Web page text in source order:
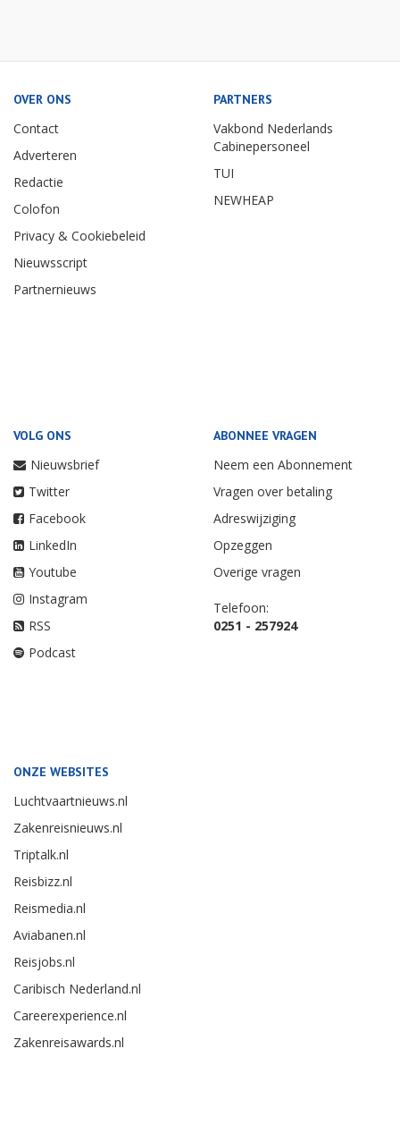
OVER ONS
Contact
Adverteren
Redactie
Colofon
Privacy & Cookiebeleid
Nieuwsscript
Partnernieuws
PARTNERS
Vakbond Nederlands
Cabinepersoneel
TUI
NEWHEAP
VOLG ONS
Nieuwsbrief
Twitter
Facebook
LinkedIn
Youtube
Instagram
RSS
Podcast
ABONNEE VRAGEN
Neem een Abonnement
Vragen over betaling
Adreswijziging
Opzeggen
Overige vragen
Telefoon:
0251 - 257924
ONZE WEBSITES
Luchtvaartnieuws.nl
Zakenreisnieuws.nl
Triptalk.nl
Reisbizz.nl
Reismedia.nl
Aviabanen.nl
Reisjobs.nl
Caribisch Nederland.nl
Careerexperience.nl
Zakenreisawards.nl